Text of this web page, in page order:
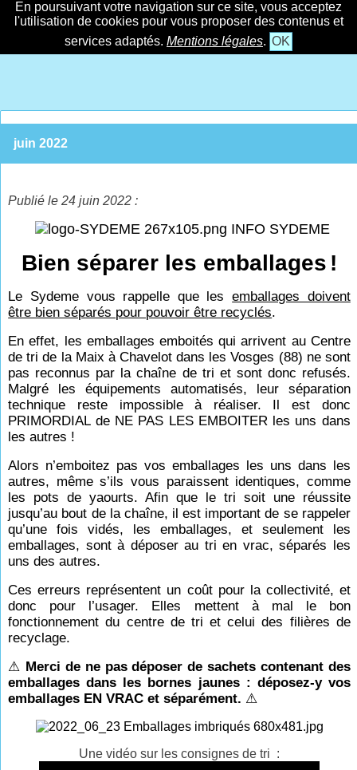
En poursuivant votre navigation sur ce site, vous acceptez
l'utilisation de cookies pour vous proposer des contenus et
services adaptés. Mentions légales. OK
juin 2022
Publié le 24 juin 2022 :
INFO SYDEME
Bien séparer les emballages !
Le Sydeme vous rappelle que lesemballages doivent
être bien séparés pour pouvoir être recyclés.
En effet, les emballages emboités qui arrivent au Centre
de tri de la Maix à Chavelot dans les Vosges (88) ne sont
pas reconnus par la chaîne de tri et sont donc refusés.
Malgré les équipements automatisés, leur séparation
technique reste impossible à réaliser. Il est donc
PRIMORDIAL de NE PAS LES EMBOITER les uns dans
les autres !
Alors n’emboitez pas vos emballages les uns dans les
autres, même s’ils vous paraissent identiques, comme
les pots de yaourts. Afin que le tri soit une réussite
jusqu’au bout de la chaîne, il est important de se rappeler
qu’une fois vidés, les emballages, et seulement les
emballages, sont à déposer au tri en vrac, séparés les
uns des autres.
Ces erreurs représentent un coût pour la collectivité, et
donc pour l’usager. Elles mettent à mal le bon
fonctionnement du centre de tri et celui des filières de
recyclage.
⚠ Merci de ne pas déposer de sachets contenant des
emballages dans les bornes jaunes : déposez-y vos
emballages EN VRAC et séparément. ⚠
Une vidéo sur les consignes de tri :